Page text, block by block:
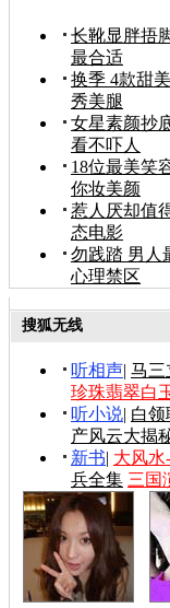
长靴显胖捂
最合适
换季 4款甜
秀美腿
女星素颜抄
看不吓人
18位最美笑
你妆美颜
惹人厌却值
态电影
勿践踏 男人
心理禁区
搜狐无线
听相声| 马三
珍珠翡翠白
听小说| 白领
产风云大揭
新书| 大风
兵全集 三国